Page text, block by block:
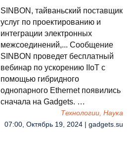
SINBON, тайваньский поставщик
услуг по проектированию и
интеграции электронных
межсоединений,... Сообщение
SINBON проведет бесплатный
вебинар по ускорению IIoT с
помощью гибридного
однопарного Ethernet появились
сначала на Gadgets. …
Технологии, Наука
07:00, Октябрь 19, 2024 | gadgets.su